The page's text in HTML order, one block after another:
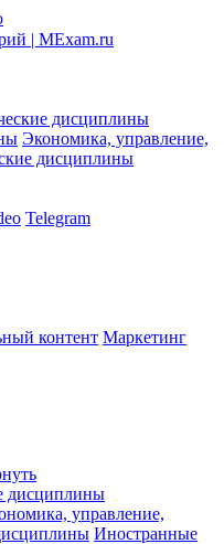
дисциплины
Экономика, управление,
дисциплины
Telegram
контент Маркетинг
дисциплины
управление,
Иностранные